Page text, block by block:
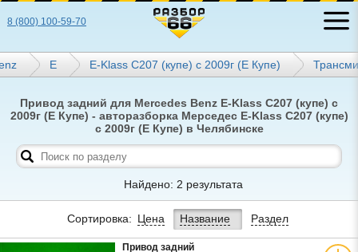
8 (800) 100-59-70
E E-Klass C207 (купе) с 2009г (Е Купе)
Привод задний для Mercedes Benz E-Klass C207 (купе) с
2009г (Е Купе) - авторазборка Мерседес E-Klass C207 (купе)
с 2009г (Е Купе) в Челябинске
Найдено: 2 результата
Сортировка: Цена Название Раздел
Привод задний